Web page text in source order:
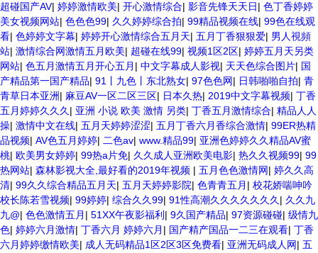
超碰国产AV| 婷婷激情欧美| 开心激情综合| 影音先锋天天日| 色丁香婷婷
美女视频网站| 色色色99| 久久婷婷综合拍| 99精品视频在线| 99色在线观
看| 色婷婷文字幕| 婷婷开心激情综合五月天| 五月丁香狠狠爱| 男人視頻
站| 激情综合网激情五月欧美| 超碰在线99| 视频1区2区| 婷婷五月天另类
网站| 色五月激情五月开心五月 | 中文字幕成人影视| 天天色综合图片| 国
产精品第一国产精品| 91丨九色丨东北熟女| 97色色网| 日韩啪啪自拍| 青
青草日本亚洲| 麻豆AV一区二区三区| 日本久热| 2019中文字幕视频| 丁香
五月婷婷久久久 | 亚洲 小说 欧美 激情 另类| 丁香五月激情综合| 精品人人
操| 激情中文在线| 五月天婷婷涩涩| 五月丁香六月香综合激情| 99ER热精
品视频| AV色五月婷婷| 二色av| www.精品99| 亚洲色婷婷久久精品AV蜜
桃| 欧美男女婷婷| 99热a片免| 久久成人亚洲欧美电影| 热久久视频99| 99
热网站| 森林影视大全,最好看的2019年视频 | 五月色色激情网| 婷久久高
清| 99久久综合精品五月天| 五月天婷婷影院| 色青青五月 | 校花娇喘呻吟
校长陈若雪视频| 99婷婷| 综合久久99| 91性高潮久久久久久久久 | 久久九
九@| 色色激情五月 | 51XX午夜影福利 | 9久国产精品| 97资源碰碰| 级情九
色| 婷婷六月激情| 丁香六月 婷婷六月 | 国产精产国品一二三在观看| 丁香
六月婷婷缴情欧美| 成人无码精品1区2区3区免费看| 亚洲无码成人网| 五